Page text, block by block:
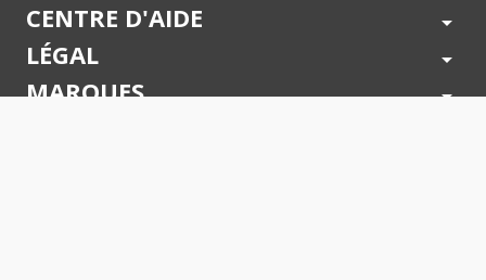
CENTRE D'AIDE arrow_drop_down
LÉGAL arrow_drop_down
MARQUES arrow_drop_down